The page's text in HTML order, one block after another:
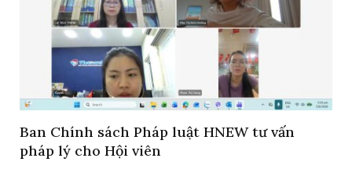
Ban Chính sách Pháp luật HNEW tư vấn
pháp lý cho Hội viên